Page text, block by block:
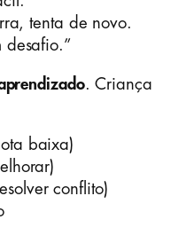
tenta de novo.
desafio.”
. Criança
baixa)
conflito)